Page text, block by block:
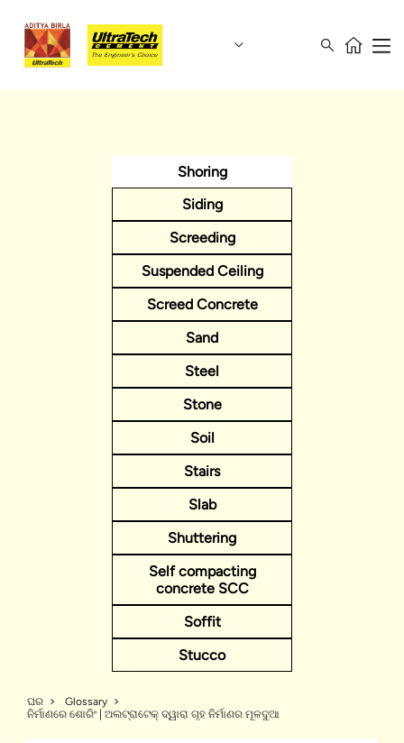
Shoring
Siding
Screeding
Suspended Ceiling
Screed Concrete
Sand
Steel
Stone
Soil
Stairs
Slab
Shuttering
Self compacting
concrete SCC
Soffit
Stucco
ଘର
Glossary
ନିର୍ମାଣରେ ଶୋରିଂ | ଅଲଟ୍ରାଟେକ୍ ଦ୍ୱାରା ଗୃହ ନିର୍ମାଣର ମୂଳଦୁଆ